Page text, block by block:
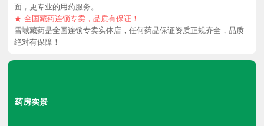
面，更专业的用药服务。
★ 全国藏药连锁专卖，品质有保证！
雪域藏药是全国连锁专卖实体店，任何药品保证资质正规齐全，品质
绝对有保障！
药房实景